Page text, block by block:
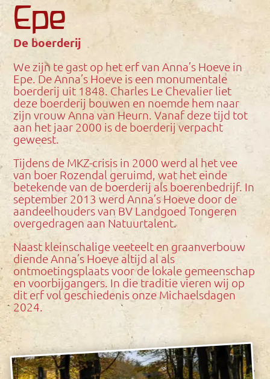
Epe
De boerderij
We zijn te gast op het erf van Anna’s Hoeve in
Epe. De Anna’s Hoeve is een monumentale
boerderij uit 1848. Charles Le Chevalier liet
deze boerderij bouwen en noemde hem naar
zijn vrouw Anna van Heurn. Vanaf deze tijd tot
aan het jaar 2000 is de boerderij verpacht
geweest.
Tijdens de MKZ-crisis in 2000 werd al het vee
van boer Rozendal geruimd, wat het einde
betekende van de boerderij als boerenbedrijf. In
september 2013 werd Anna’s Hoeve door de
aandeelhouders van BV Landgoed Tongeren
overgedragen aan Natuurtalent.
Naast kleinschalige veeteelt en graanverbouw
diende Anna’s Hoeve altijd al als
ontmoetingsplaats voor de lokale gemeenschap
en voorbijgangers. In die traditie vieren wij op
dit erf vol geschiedenis onze Michaelsdagen
2024.